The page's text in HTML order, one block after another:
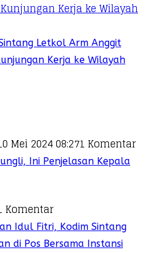
Letkol Arm Anggit
Kerja ke Wilayah
Mei 2024 08:271 Komentar
Ini Penjelasan Kepala
Komentar
Idul Fitri, Kodim Sintang
di Pos Bersama Instansi